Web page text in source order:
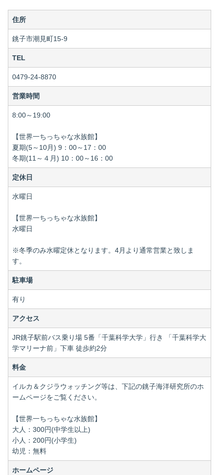
ー
ヤ
ー
住所
銚子市潮見町15-9
TEL
0479-24-8870
営業時間
8:00～19:00
【世界一ちっちゃな水族館】
夏期(5～10月) 9：00～17：00
冬期(11～４月) 10：00～16：00
定休日
水曜日
【世界一ちっちゃな水族館】
水曜日
※冬季のみ水曜定休となります。4月より通常営業と致しま
す。
駐車場
有り
アクセス
JR銚子駅前バス乗り場 5番「千葉科学大学」行き 「千葉科学大
学マリーナ前」下車 徒歩約2分
料金
イルカ＆クジラウォッチング等は、下記の銚子海洋研究所のホ
ームページをご覧ください。
【世界一ちっちゃな水族館】
大人：300円(中学生以上)
小人：200円(小学生)
幼児：無料
ホームページ